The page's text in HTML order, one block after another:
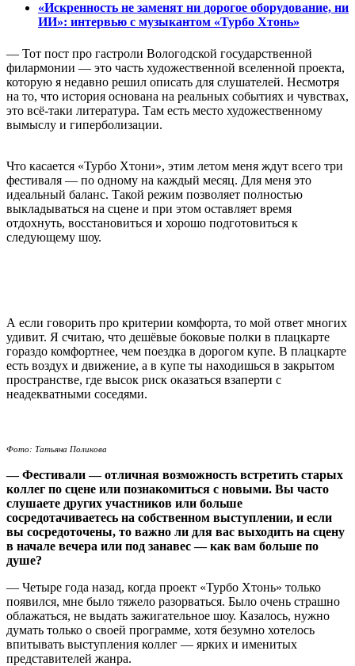
«Искренность не заменят ни дорогое оборудование, ни
ИИ»: интервью с музыкантом «Турбо Хтонь»
— Тот пост про гастроли Вологодской государственной
филармонии — это часть художественной вселенной проекта,
которую я недавно решил описать для слушателей. Несмотря
на то, что история основана на реальных событиях и чувствах,
это всё-таки литература. Там есть место художественному
вымыслу и гиперболизации.
Что касается «Турбо Хтони», этим летом меня ждут всего три
фестиваля — по одному на каждый месяц. Для меня это
идеальный баланс. Такой режим позволяет полностью
выкладываться на сцене и при этом оставляет время
отдохнуть, восстановиться и хорошо подготовиться к
следующему шоу.
А если говорить про критерии комфорта, то мой ответ многих
удивит. Я считаю, что дешёвые боковые полки в плацкарте
гораздо комфортнее, чем поездка в дорогом купе. В плацкарте
есть воздух и движение, а в купе ты находишься в закрытом
пространстве, где высок риск оказаться взаперти с
неадекватными соседями.
Фото: Татьяна Поликова
— Фестивали — отличная возможность встретить старых
коллег по сцене или познакомиться с новыми. Вы часто
слушаете других участников или больше
сосредотачиваетесь на собственном выступлении, и если
вы сосредоточены, то важно ли для вас выходить на сцену
в начале вечера или под занавес — как вам больше по
душе?
— Четыре года назад, когда проект «Турбо Хтонь» только
появился, мне было тяжело разорваться. Было очень страшно
облажаться, не выдать зажигательное шоу. Казалось, нужно
думать только о своей программе, хотя безумно хотелось
впитывать выступления коллег — ярких и именитых
представителей жанра.